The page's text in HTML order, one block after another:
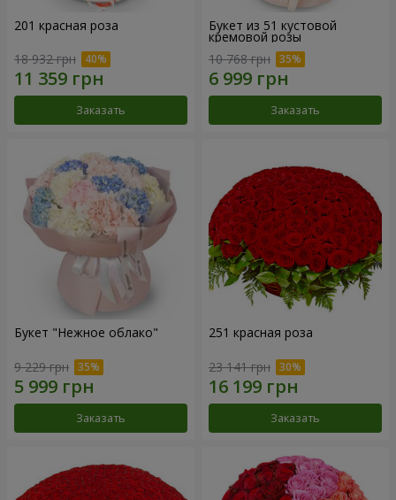
201 красная роза
18 932 грн
Заказать
Букет из 51 кустовой
кремовой розы
10 768 грн
Заказать
Букет "Нежное облако"
9 229 грн
Заказать
251 красная роза
23 141 грн
Заказать